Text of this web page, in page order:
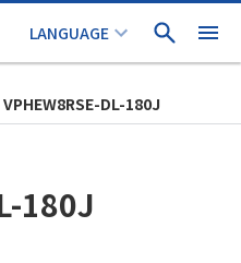
VPHEW8RSE-DL-180J
180J